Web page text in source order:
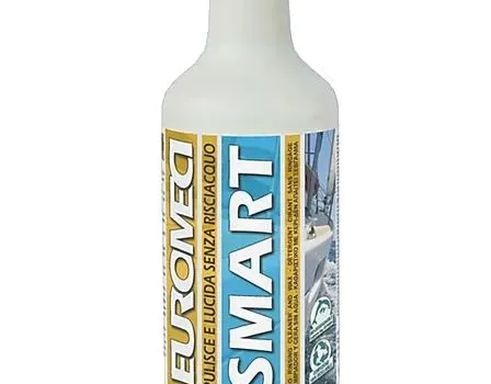
Fritid/Sikkerhet
Båtpleie/Opplag